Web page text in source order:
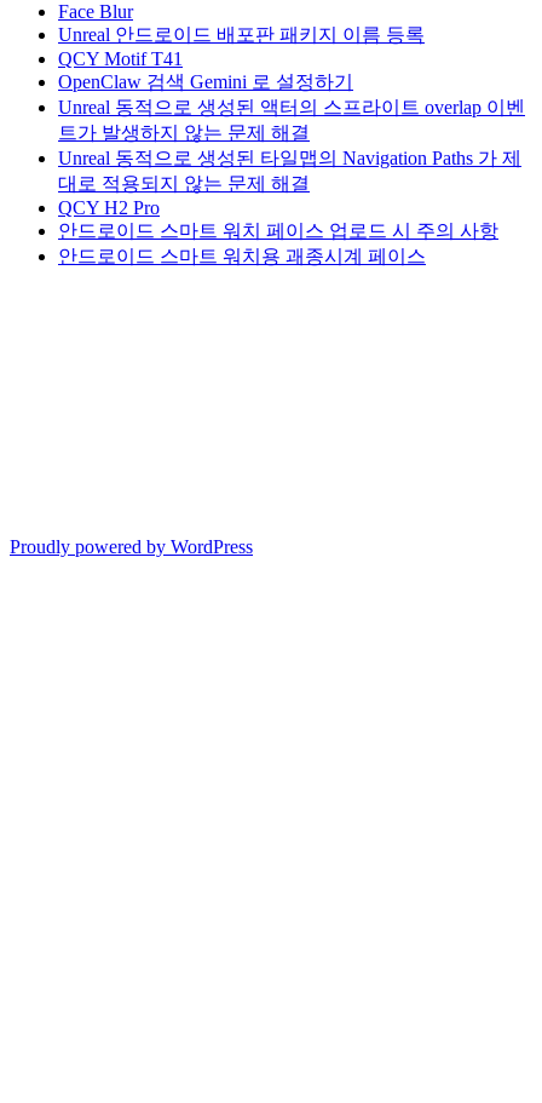
Face Blur
Unreal 안드로이드 배포판 패키지 이름 등록
QCY Motif T41
OpenClaw 검색 Gemini 로 설정하기
Unreal 동적으로 생성된 액터의 스프라이트 overlap 이벤
트가 발생하지 않는 문제 해결
Unreal 동적으로 생성된 타일맵의 Navigation Paths 가 제
대로 적용되지 않는 문제 해결
QCY H2 Pro
안드로이드 스마트 워치 페이스 업로드 시 주의 사항
안드로이드 스마트 워치용 괘종시계 페이스
Proudly powered by WordPress